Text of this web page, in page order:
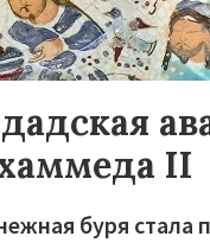
II
буря стала